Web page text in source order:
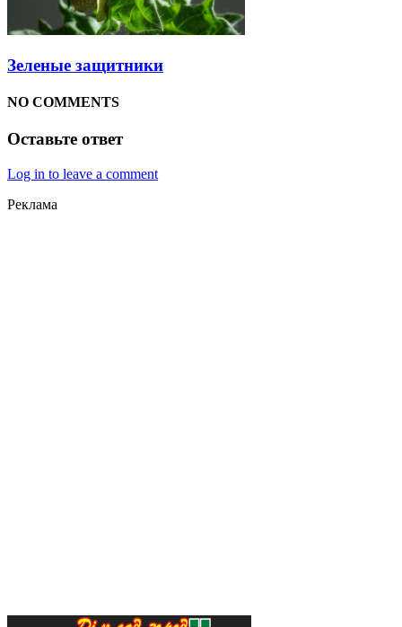
Зеленые защитники
NO COMMENTS
Оставьте ответ
Log in to leave a comment
Реклама